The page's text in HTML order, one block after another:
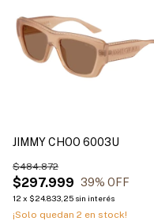
JIMMY CHOO 6003U
$297.999
$484.872
39% OFF
12 x $24.833,25 sin interés
¡Solo quedan 2 en stock!